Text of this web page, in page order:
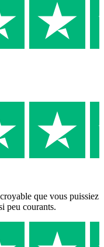
que vous puissiez
peu courants.